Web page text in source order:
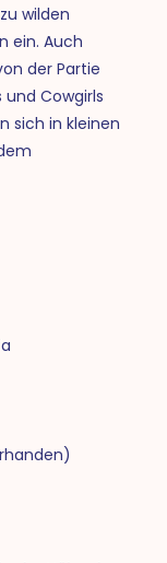
wilden
ein. Auch
der Partie
und Cowgirls
sich in kleinen